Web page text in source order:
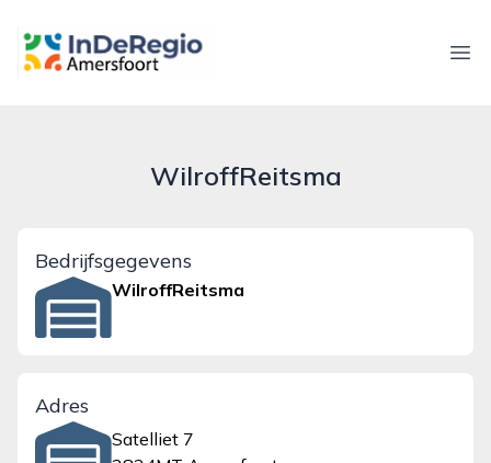
inderegioamersfoort.nl
WilroffReitsma
Bedrijfsgegevens
WilroffReitsma
Adres
Satelliet 7